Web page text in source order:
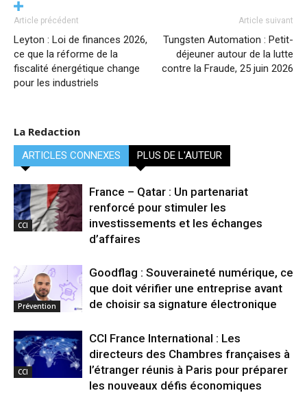
Article précédent
Leyton : Loi de finances 2026,
ce que la réforme de la
fiscalité énergétique change
pour les industriels
Article suivant
Tungsten Automation : Petit-
déjeuner autour de la lutte
contre la Fraude, 25 juin 2026
La Redaction
ARTICLES CONNEXES PLUS DE L'AUTEUR
CCI
France – Qatar : Un partenariat
renforcé pour stimuler les
investissements et les échanges
d’affaires
Prévention
Goodflag : Souveraineté numérique, ce
que doit vérifier une entreprise avant
de choisir sa signature électronique
CCI
CCI France International : Les
directeurs des Chambres françaises à
l’étranger réunis à Paris pour préparer
les nouveaux défis économiques